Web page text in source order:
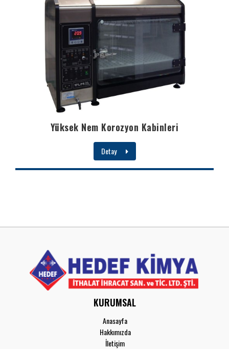
Yüksek Nem Korozyon Kabinleri
Detay
KURUMSAL
Anasayfa
Hakkımızda
İletişim